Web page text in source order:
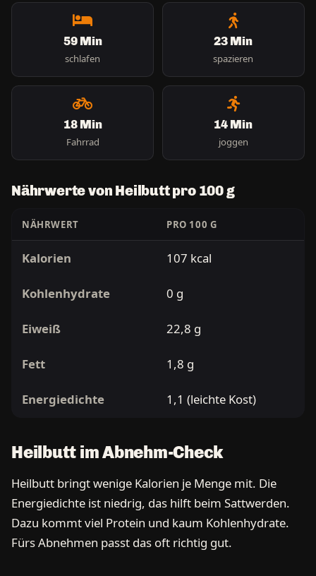
59 Min
schlafen
23 Min
spazieren
18 Min
Fahrrad
14 Min
joggen
Nährwerte von Heilbutt pro 100 g
NÄHRWERT PRO 100 G
Kalorien 107 kcal
Kohlenhydrate 0 g
Eiweiß 22,8 g
Fett 1,8 g
Energiedichte 1,1 (leichte Kost)
Heilbutt im Abnehm-Check
Heilbutt bringt wenige Kalorien je Menge mit. Die
Energiedichte ist niedrig, das hilft beim Sattwerden.
Dazu kommt viel Protein und kaum Kohlenhydrate.
Fürs Abnehmen passt das oft richtig gut.